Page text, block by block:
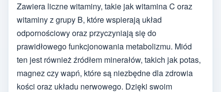
Zawiera liczne witaminy, takie jak witamina C oraz
witaminy z grupy B, które wspierają układ
odpornościowy oraz przyczyniają się do
prawidłowego funkcjonowania metabolizmu. Miód
ten jest również źródłem minerałów, takich jak potas,
magnez czy wapń, które są niezbędne dla zdrowia
kości oraz układu nerwowego. Dzięki swoim